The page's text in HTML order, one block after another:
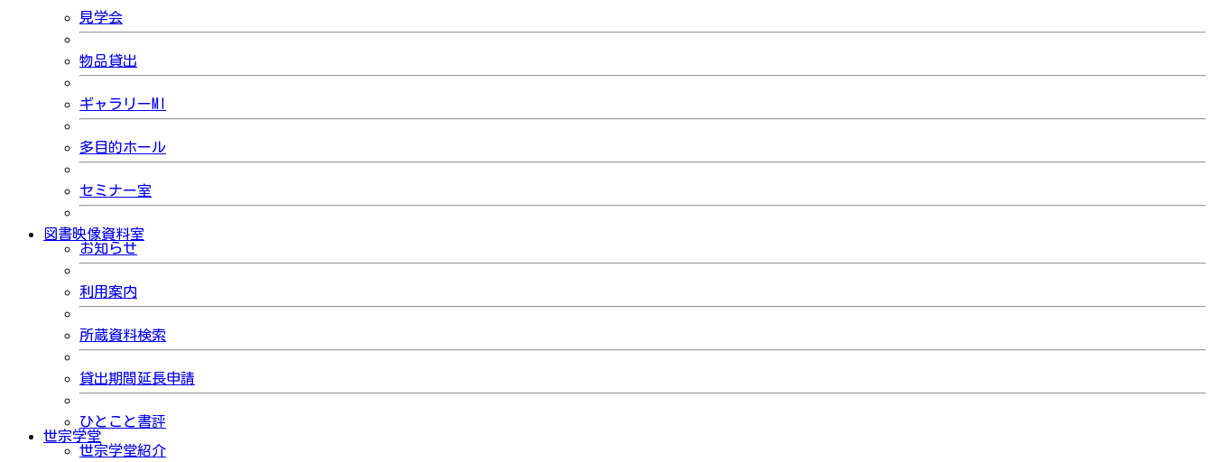
見学会
物品貸出
ギャラリーMI
多目的ホール
セミナー室
図書映像資料室
お知らせ
利用案内
所蔵資料検索
貸出期間延長申請
ひとこと書評
世宗学堂
世宗学堂紹介